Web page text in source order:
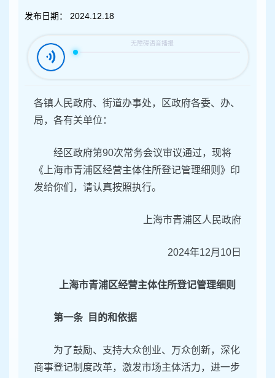
发布日期： 2024.12.18
各镇人民政府、街道办事处，区政府各委、办、
局，各有关单位：
经区政府第90次常务会议审议通过，现将
《上海市青浦区经营主体住所登记管理细则》印
发给你们，请认真按照执行。
上海市青浦区人民政府
2024年12月10日
上海市青浦区经营主体住所登记管理细则
第一条 目的和依据
为了鼓励、支持大众创业、万众创新，深化
商事登记制度改革，激发市场主体活力，进一步